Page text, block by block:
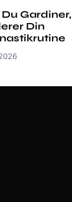
Gardiner,
Din